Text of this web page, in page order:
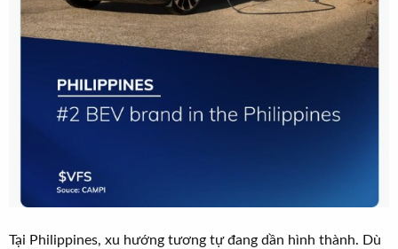
Tại Philippines, xu hướng tương tự đang dần hình thành. Dù